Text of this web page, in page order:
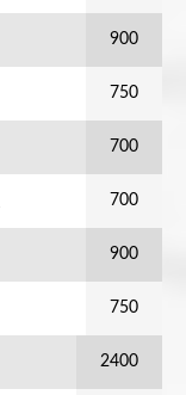
900
750
700
700
900
750
2400